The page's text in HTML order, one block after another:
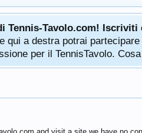
Tennis-Tavolo.com! Iscriviti
qui a destra potrai
per il TennisTavolo.